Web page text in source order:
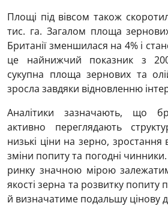
Площі під вівсом також
тис. га. Загалом площа
Британії зменшилася на 4% і
це найнижчий показник з
сукупна площа зернових та
зросла завдяки відновленню
Аналітики зазначають, що
активно переглядають
низькі ціни на зерно,
зміни попиту та погодні
ринку значною мірою
якості зерна та розвитку
й визначатиме подальшу цінову